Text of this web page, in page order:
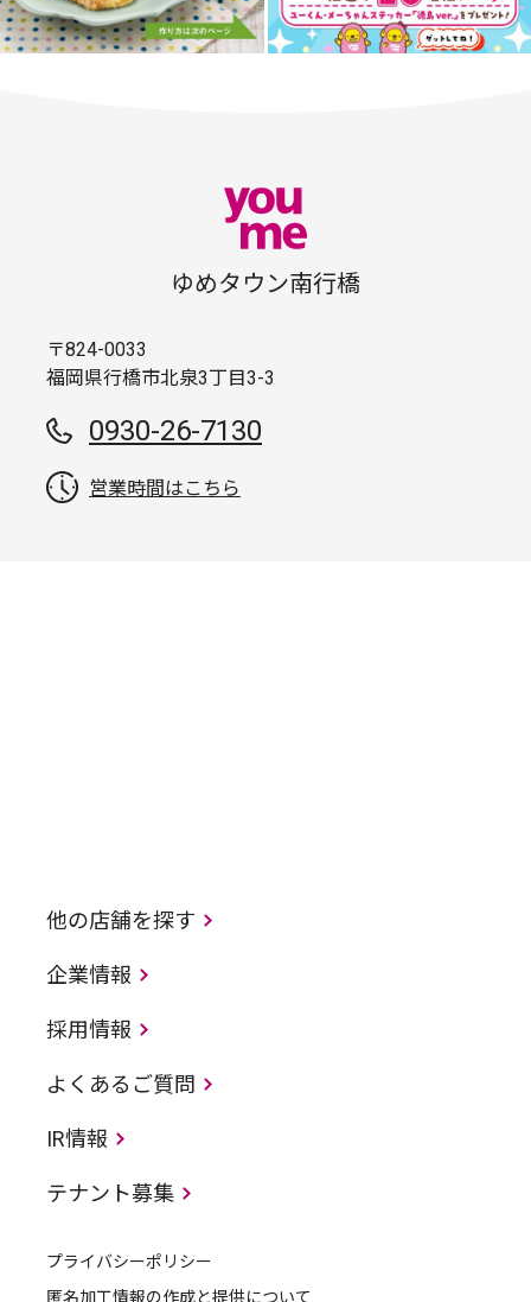
ゆめタウン南行橋
〒824-0033
福岡県行橋市北泉3丁目3-3
0930-26-7130
営業時間はこちら
他の店舗を探す
企業情報
採用情報
よくあるご質問
IR情報
テナント募集
プライバシーポリシー
匿名加工情報の作成と提供について